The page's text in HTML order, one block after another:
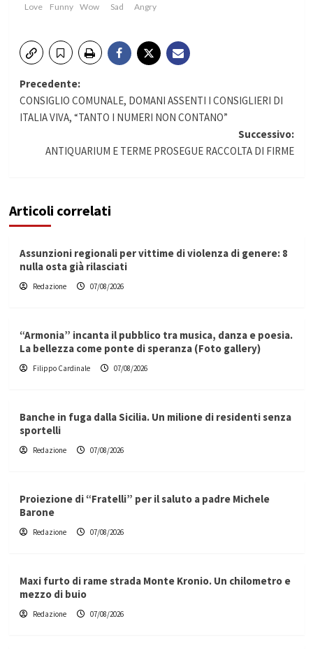
Love
Funny
Wow
Sad
Angry
Navigazione
articolo
Precedente:
CONSIGLIO COMUNALE, DOMANI ASSENTI I CONSIGLIERI DI
ITALIA VIVA, “TANTO I NUMERI NON CONTANO”
Successivo:
ANTIQUARIUM E TERME PROSEGUE RACCOLTA DI FIRME
Articoli correlati
Assunzioni regionali per vittime di violenza di genere: 8
nulla osta già rilasciati
Redazione 07/08/2026
“Armonia” incanta il pubblico tra musica, danza e poesia.
La bellezza come ponte di speranza (Foto gallery)
Filippo Cardinale 07/08/2026
Banche in fuga dalla Sicilia. Un milione di residenti senza
sportelli
Redazione 07/08/2026
Proiezione di “Fratelli” per il saluto a padre Michele
Barone
Redazione 07/08/2026
Maxi furto di rame strada Monte Kronio. Un chilometro e
mezzo di buio
Redazione 07/08/2026